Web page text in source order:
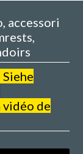
accessori
vidéo de